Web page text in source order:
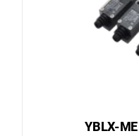
YBLX-